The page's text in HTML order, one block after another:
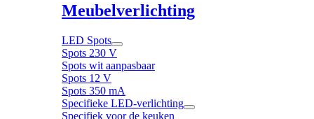
Meubelverlichting
LED Spots
Spots 230 V
Spots wit aanpasbaar
Spots 12 V
Spots 350 mA
Specifieke LED-verlichting
Specifiek voor de keuken